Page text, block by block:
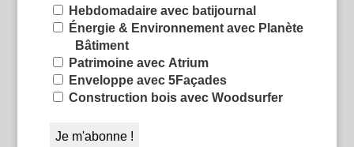
Hebdomadaire avec batijournal
Énergie & Environnement avec Planète
Bâtiment
Patrimoine avec Atrium
Enveloppe avec 5Façades
Construction bois avec Woodsurfer